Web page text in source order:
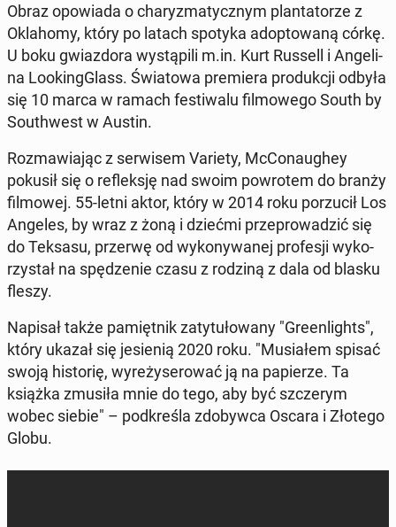
Obraz opo­wia­da o cha­ry­zma­tycz­nym plan­ta­to­rze z
Okla­ho­my, który po latach spotyka ad­op­to­wa­ną córkę.
U boku gwiaz­do­ra wy­stą­pi­li m.in. Kurt Russell i An­ge­li­
na Lo­oking­Glass. Świa­to­wa pre­mie­ra pro­duk­cji odbyła
się 10 marca w ramach fe­sti­wa­lu fil­mo­we­go South by
So­uth­west w Austin.
Roz­ma­wia­jąc z ser­wi­sem Variety, McCo­nau­ghey
pokusił się o re­flek­sję nad swoim po­wro­tem do branży
fil­mo­wej. 55-letni aktor, który w 2014 roku po­rzu­cił Los
Angeles, by wraz z żoną i dziećmi prze­pro­wa­dzić się
do Teksasu, przerwę od wy­ko­ny­wa­nej pro­fe­sji wy­ko­
rzy­stał na spę­dze­nie czasu z rodziną z dala od blasku
fleszy.
Napisał także pa­mięt­nik za­ty­tu­ło­wa­ny "Gre­en­li­ghts",
który ukazał się je­sie­nią 2020 roku. "Mu­sia­łem spisać
swoją hi­sto­rię, wy­re­ży­se­ro­wać ją na pa­pie­rze. Ta
książka zmusiła mnie do tego, aby być szcze­rym
wobec siebie" – pod­kre­śla zdo­byw­ca Oscara i Złotego
Globu.